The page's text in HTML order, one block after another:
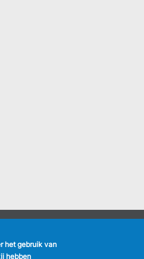
het gebruik van
hebben